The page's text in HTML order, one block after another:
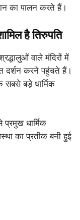
का पालन करते हैं।
है तिरुपति
वाले मंदिरों में
दर्शन करने पहुंचते हैं।
सबसे बड़े धार्मिक
धार्मिक
का प्रतीक बनी हुई